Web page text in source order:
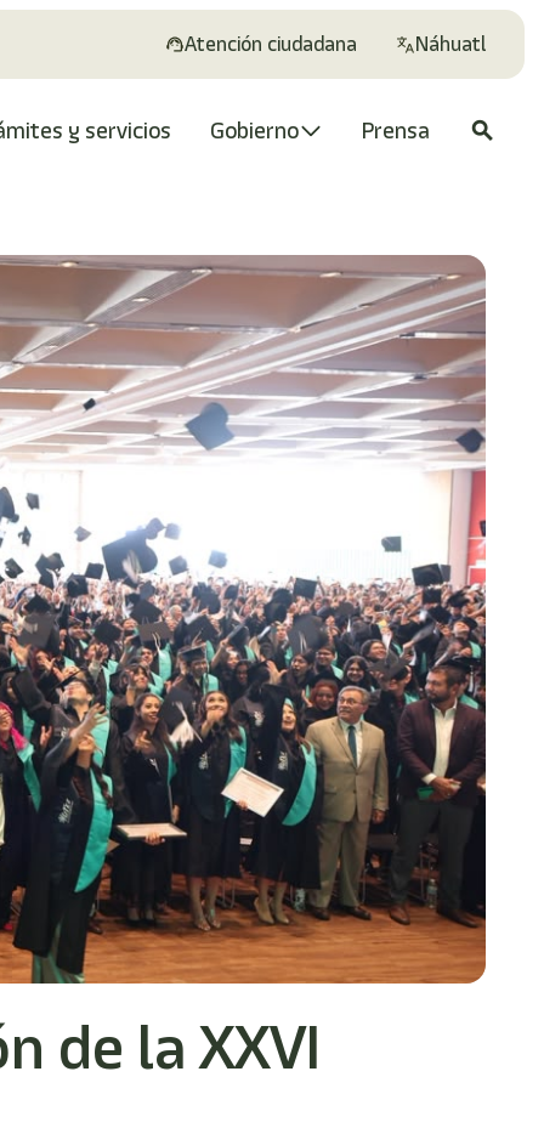
Atención ciudadana Náhuatl
y servicios Gobierno Prensa search
de la XXVI